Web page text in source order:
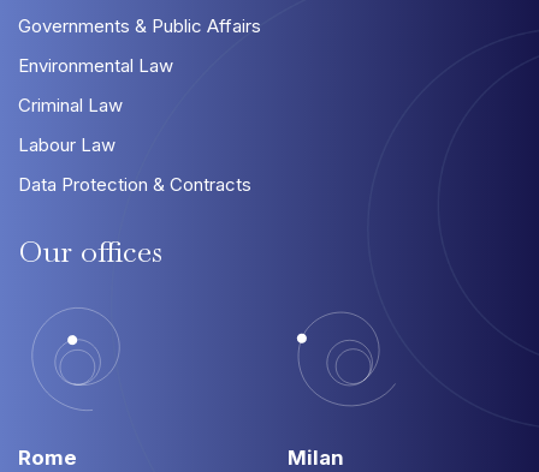
Governments & Public Affairs
Environmental Law
Criminal Law
Labour Law
Data Protection & Contracts
Our offices
Rome Milan